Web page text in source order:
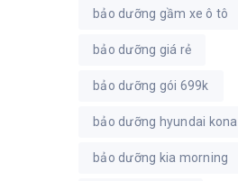
bảo dưỡng gầm xe ô tô
bảo dưỡng giá rẻ
bảo dưỡng gói 699k
bảo dưỡng hyundai kona
bảo dưỡng kia morning